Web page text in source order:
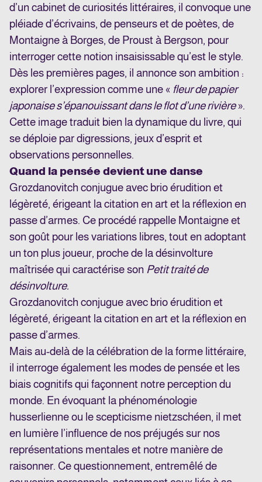
d’un cabinet de curiosités littéraires, il convoque une
pléiade d’écrivains, de penseurs et de poètes, de
Montaigne à Borges, de Proust à Bergson, pour
interroger cette notion insaisissable qu’est le style.
Dès les premières pages, il annonce son ambition :
explorer l’expression comme une « fleur de papier
japonaise s’épanouissant dans le flot d’une rivière».
Cette image traduit bien la dynamique du livre, qui
se déploie par digressions, jeux d’esprit et
observations personnelles.
Quand la pensée devient une danse
Grozdanovitch conjugue avec brio érudition et
légèreté, érigeant la citation en art et la réflexion en
passe d’armes. Ce procédé rappelle Montaigne et
son goût pour les variations libres, tout en adoptant
un ton plus joueur, proche de la désinvolture
maîtrisée qui caractérise son Petit traité de
désinvolture.
Grozdanovitch conjugue avec brio érudition et
légèreté, érigeant la citation en art et la réflexion en
passe d’armes.
Mais au-delà de la célébration de la forme littéraire,
il interroge également les modes de pensée et les
biais cognitifs qui façonnent notre perception du
monde. En évoquant la phénoménologie
husserlienne ou le scepticisme nietzschéen, il met
en lumière l’influence de nos préjugés sur nos
représentations mentales et notre manière de
raisonner. Ce questionnement, entremêlé de